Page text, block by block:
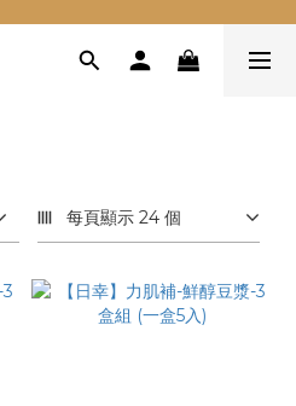
每頁顯示 24 個